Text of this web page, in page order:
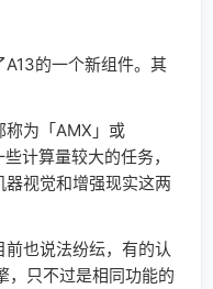
的一个新组件。其
为「AMX」或
计算量较大的任务，
视觉和增强现实这两
也说法纷纭，有的认
，只不过是相同功能的